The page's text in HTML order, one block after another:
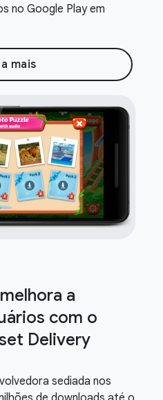
no Google Play em
mais
a
com o
Delivery
sediada nos